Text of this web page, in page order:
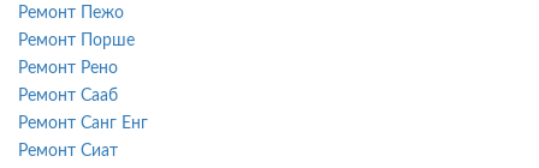
Ремонт Пежо
Ремонт Порше
Ремонт Рено
Ремонт Сааб
Ремонт Санг Енг
Ремонт Сиат